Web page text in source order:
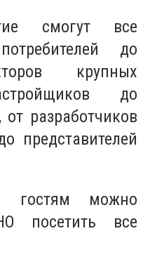
смогут все
до
крупных
до
разработчиков
представителей
можно
посетить все